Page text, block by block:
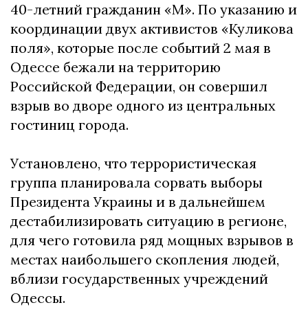
40-летний гражданин «М». По указанию и
координации двух активистов «Куликова
поля», которые после событий 2 мая в
Одессе бежали на территорию
Российской Федерации, он совершил
взрыв во дворе одного из центральных
гостиниц города.
Установлено, что террористическая
группа планировала сорвать выборы
Президента Украины и в дальнейшем
дестабилизировать ситуацию в регионе,
для чего готовила ряд мощных взрывов в
местах наибольшего скопления людей,
вблизи государственных учреждений
Одессы.